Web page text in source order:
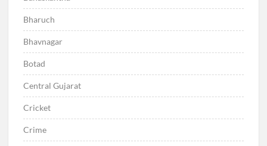
Bharuch
Bhavnagar
Botad
Central Gujarat
Cricket
Crime